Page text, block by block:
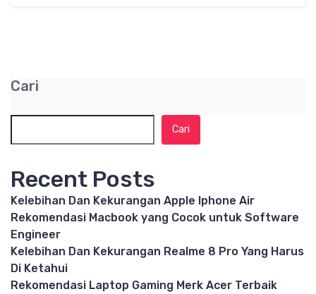
Cari
Cari
Recent Posts
Kelebihan Dan Kekurangan Apple Iphone Air
Rekomendasi Macbook yang Cocok untuk Software
Engineer
Kelebihan Dan Kekurangan Realme 8 Pro Yang Harus
Di Ketahui
Rekomendasi Laptop Gaming Merk Acer Terbaik